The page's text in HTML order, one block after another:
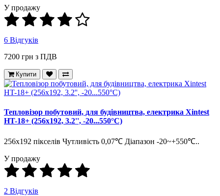
У продажу
6 Відгуків
7200 грн з ПДВ
Купити
Тепловізор побутовий, для будівництва, електрика Xintest
HT-18+ (256x192, 3.2'', -20...550°С)
256x192 пікселів Чутливість 0,07℃ Діапазон -20~+550℃..
У продажу
2 Відгуків